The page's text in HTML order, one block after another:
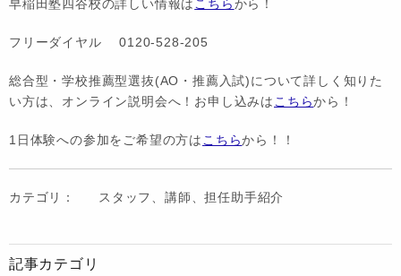
早稲田塾四谷校の詳しい情報は こちらから！
フリーダイヤル 0120-528-205
総合型・学校推薦型選抜(AO・推薦入試)について詳しく知りた
い方は、オンライン説明会へ！お申し込みは こちらから！
1日体験への参加をご希望の方は こちらから！！
カテゴリ： スタッフ、講師、担任助手紹介
記事カテゴリ